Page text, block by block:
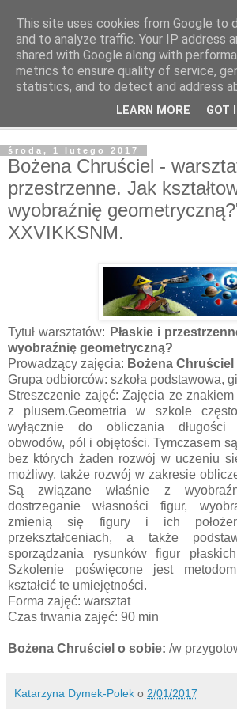
środa, 1 lutego 2017
Bożena Chruściel -
przestrzenne. Jak
wyobraźnię
XXVIKKSNM.
Tytuł warsztatów: Płaskie i
wyobraźnię geometryczną?
Prowadzący zajęcia: Bożena Chruściel
Grupa odbiorców: szkoła podstawowa,
Streszczenie zajęć: Zajęcia ze
z plusem.Geometria w szkole
wyłącznie do obliczania długości
obwodów, pól i objętości.Tymczasem
bez których żaden rozwój w uczeniu
możliwy, także rozwój w zakresie
Są związane właśnie z
dostrzeganie własności figur,
zmienią się figury i ich
przekształceniach, a także
sporządzania rysunków figur
Szkolenie poświęcone jest
kształcić te umiejętności.
Forma zajęć: warsztat
Czas trwania zajęć: 90 min
Bożena Chruściel o sobie: /w
Katarzyna Dymek-Polek o 2/01/2017
This site uses cookies from Google to
and to analyze traffic. Your IP address
shared with Google along with
metrics to ensure quality of service,
statistics, and to detect and address
LEARN MORE GOT